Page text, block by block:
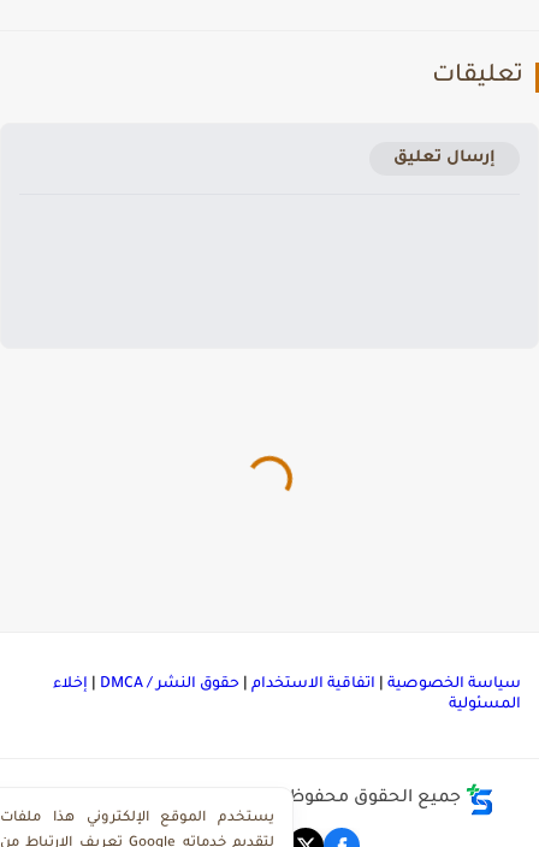
إرسال تعليق
الخصوصية|اتفاقية الاستخدام|حقوق النشر / DMCA |إخلاء
جميع الحقوق محفوظة ©
يستخدم الموقع الإلكتروني هذا ملفات